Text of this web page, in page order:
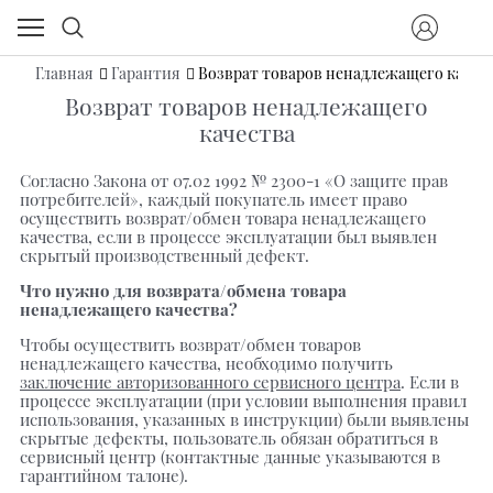
Главная Гарантия Возврат товаров ненадлежащего
Возврат товаров ненадлежащего
качества
Согласно Закона от 07.02 1992 № 2300-1 «О защите прав
потребителей», каждый покупатель имеет право
осуществить возврат/обмен товара ненадлежащего
качества, если в процессе эксплуатации был выявлен
скрытый производственный дефект.
Что нужно для возврата/обмена товара
ненадлежащего качества?
Чтобы осуществить возврат/обмен товаров
ненадлежащего качества, необходимо получить
заключение авторизованного сервисного центра. Если в
процессе эксплуатации (при условии выполнения правил
использования, указанных в инструкции) были выявлены
скрытые дефекты, пользователь обязан обратиться в
сервисный центр (контактные данные указываются в
гарантийном талоне).